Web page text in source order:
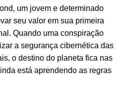
um jovem e determinado
seu valor em sua primeira
Quando uma conspiração
a segurança cibernética das
o destino do planeta fica nas
está aprendendo as regras